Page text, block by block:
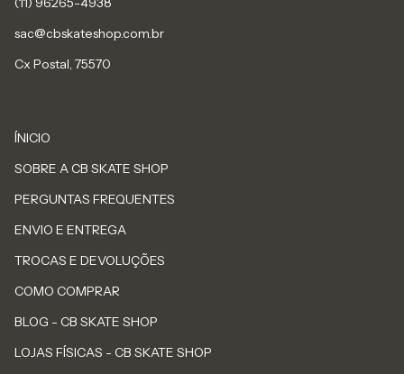
sac@cbskateshop.com.br
Cx Postal, 75570
ÍNICIO
SOBRE A CB SKATE SHOP
PERGUNTAS FREQUENTES
ENVIO E ENTREGA
TROCAS E DEVOLUÇÕES
COMO COMPRAR
BLOG - CB SKATE SHOP
LOJAS FÍSICAS - CB SKATE SHOP